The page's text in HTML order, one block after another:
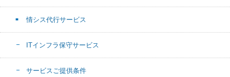
情シス代行サービス
ITインフラ保守サービス
サービスご提供条件